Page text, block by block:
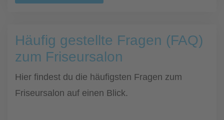
Häufig gestellte Fragen (FAQ)
zum Friseursalon
Hier findest du die häufigsten Fragen zum
Friseursalon auf einen Blick.